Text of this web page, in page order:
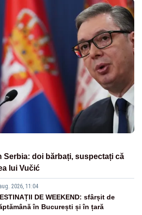
Serbia: doi bărbați, suspectați că
lui Vučić
2026, 11:04
DE WEEKEND: sfârșit de
în București și în țară